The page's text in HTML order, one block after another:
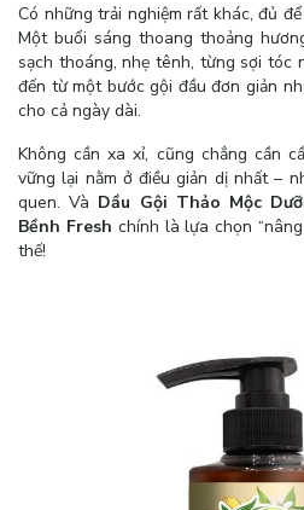
Có những trải nghiệm rất khác, đủ
Một buổi sáng thoang thoảng
sạch thoáng, nhẹ tênh, từng sợi tóc
đến từ một bước gội đầu đơn giản
cho cả ngày dài.
Không cần xa xỉ, cũng chẳng cần
vững lại nằm ở điều giản dị nhất –
quen. Và Dầu Gội Thảo Mộc
Bềnh Fresh chính là lựa chọn
thế!